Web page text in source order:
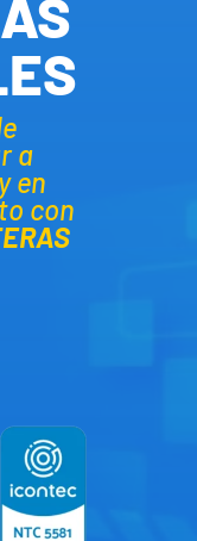
a
en
con